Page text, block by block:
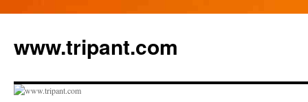
innehåll
www.tripant.com